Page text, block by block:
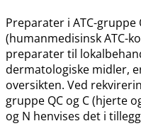
Preparater i ATC-gruppe
(humanmedisinsk ATC-
preparater til
dermatologiske midler,
oversikten. Ved
gruppe QC og C (hjerte
og N henvises det i